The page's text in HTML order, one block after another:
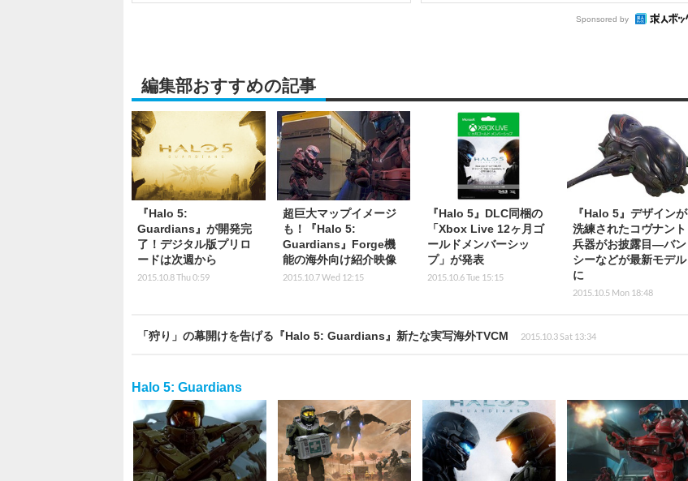
Sponsored by
編集部おすすめの記事
『Halo 5:
Guardians』が開発完
了！デジタル版プリロ
ードは次週から
2015.10.8 Thu 0:59
超巨大マップイメージ
も！『Halo 5:
Guardians』Forge機
能の海外向け紹介映像
2015.10.7 Wed 12:15
『Halo 5』DLC同梱の
「Xbox Live 12ヶ月ゴ
ールドメンバーシッ
プ」が発表
2015.10.6 Tue 15:15
『Halo 5』デザインが
洗練されたコヴナント
兵器がお披露目―バン
シーなどが最新モデル
に
2015.10.5 Mon 18:48
「狩り」の幕開けを告げる『Halo 5: Guardians』新たな実写海外TVCM 2015.10.3 Sat 13:34
Halo 5: Guardians